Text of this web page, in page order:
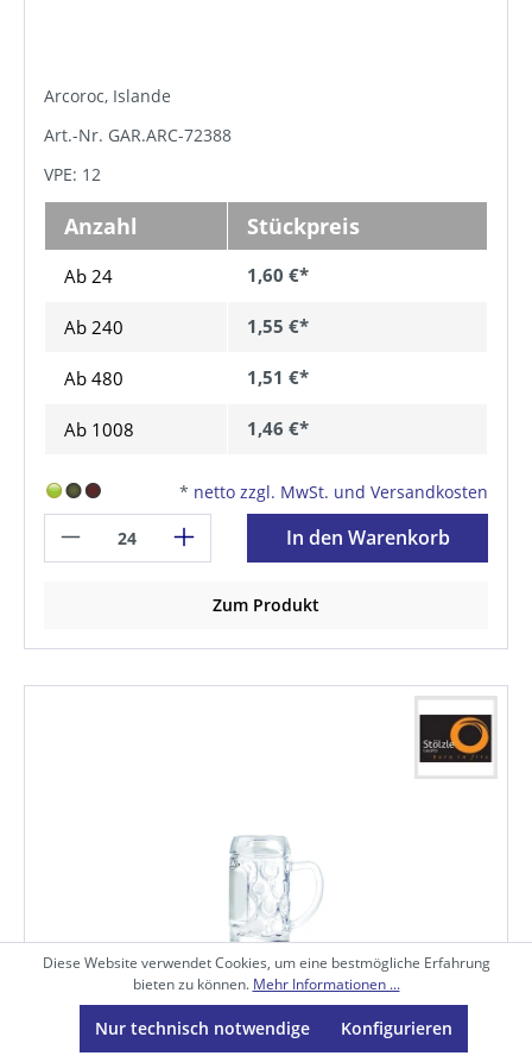
Arcoroc, Islande
Art.-Nr. GAR.ARC-72388
VPE: 12
Anzahl Stückpreis
Ab 24 1,60 €*
Ab 240 1,55 €*
Ab 480 1,51 €*
Ab 1008 1,46 €*
* netto zzgl. MwSt. und Versandkosten
In den Warenkorb
Zum Produkt
Mini- Maßkrug 5 cl m. Füllstrich 4 cl |-|,
Inhalt: 50 ml, D: 63 mm, H: 71 mm
Diese Website verwendet Cookies, um eine bestmögliche Erfahrung
bieten zu können. Mehr Informationen ...
Nur technisch notwendige Konfigurieren